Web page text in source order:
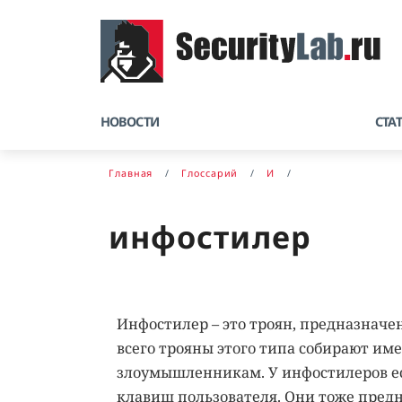
НОВОСТИ
Главная Глоссарий И
инфостилер
Инфостилер – это троян,
всего трояны этого типа собирают
злоумышленникам. У инфостилеров
клавиш пользователя. Они тоже